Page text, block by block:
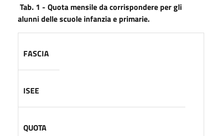
Tab. 1 - Quota mensile da corrispondere per gli
alunni delle scuole infanzia e primarie.
FASCIA
ISEE
QUOTA